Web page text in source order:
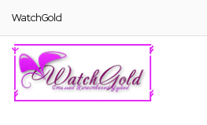
WatchGold